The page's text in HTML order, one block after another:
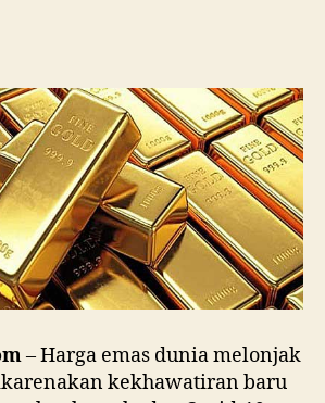
Datang,
Harga
Emas
Melonjak
– Harga emas dunia melonjak
kekhawatiran baru